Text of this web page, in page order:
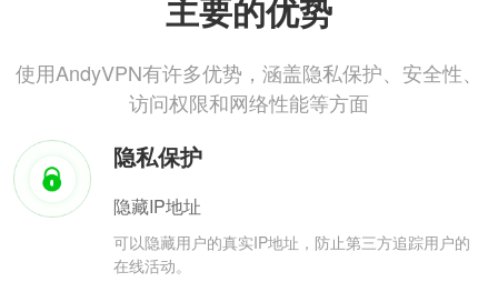
主要的优势
使用AndyVPN有许多优势，涵盖隐私保护、安全性、
访问权限和网络性能等方面
隐私保护
隐藏IP地址
可以隐藏用户的真实IP地址，防止第三方追踪用户的
在线活动。